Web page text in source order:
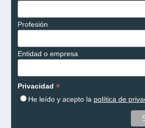
Profesión
Entidad o empresa
Privacidad *
He leído y acepto la política de